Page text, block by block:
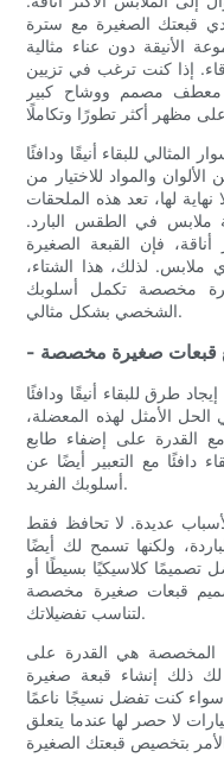
قبعتك الصغيرة مع سترة
الأنيقة دون عناء مثالية
إذا كنت ترغب في تزيين
معطف مصمم ووشاح كبير
للبقاء أنيقًا ودافئًا
والمواد للاختيار من
نهاية لها، تعد هذه الملحقات
ملابس في الطقس البارد.
فإن القبعة الصغيرة
ملابس. لذلك، هذا الشتاء،
مخصصة تكمل أسلوبك
الشخصي بشكل مثالي.
قبعات صغيرة مخصصة
طرق للبقاء أنيقًا ودافئًا
الأمثل لهذه المعضلة،
القدرة على إضفاء طابع
دافئًا مع التعبير أيضًا عن
أسلوبك الفريد.
عديدة. لا تحافظ فقط
ولكنها تسمح لك أيضًا
كلاسيكيًا بسيطًا أو
قبعات صغيرة مخصصة
لتناسب تفضيلاتك.
المخصصة هي القدرة على
لك ذلك إنشاء قبعة صغيرة
كنت تفضل نسيجًا ناعمًا
لا حصر لها عندما يتعلق